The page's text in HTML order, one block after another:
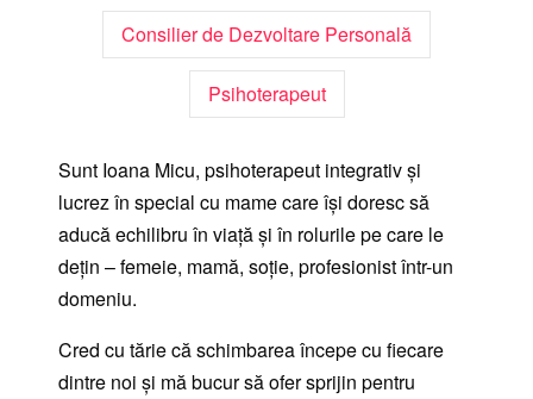
Consilier de Dezvoltare Personală
Psihoterapeut
Sunt Ioana Micu, psihoterapeut integrativ și
lucrez în special cu mame care își doresc să
aducă echilibru în viață și în rolurile pe care le
dețin – femeie, mamă, soție, profesionist într-un
domeniu.
Cred cu tărie că schimbarea începe cu fiecare
dintre noi și mă bucur să ofer sprijin pentru